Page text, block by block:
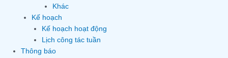
Khác
Kế hoạch
Kế hoạch hoạt động
Lịch công tác tuần
Thông báo